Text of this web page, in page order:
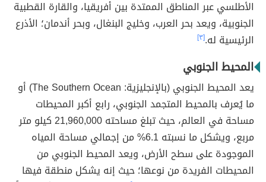
الأطلسي عبر المناطق الممتدة بين أفريقيا، والقارة القطبية
الجنوبية، ويعد بحر العرب، وخليج البنغال، وبحر أندمان؛ الأذرع
الرئيسية له.[٣]
المحيط الجنوبي
يعد المحيط الجنوبي (بالإنجليزية: The Southern Ocean) أو
ما يُعرف بالمحيط المتجمد الجنوبي، رابع أكبر المحيطات
مساحة في العالم، حيث تبلغ مساحته 21,960,000 كيلو متر
مربع، ويشكل ما نسبته 6.1% من إجمالي مساحة المياه
الموجودة على سطح الأرض، ويعد المحيط الجنوبي من
المحيطات الفريدة من نوعها؛ حيث إنه يشكل منطقة فيها